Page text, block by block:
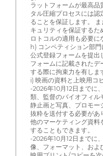
ラットフォームが最高品
タル圧縮プロセスには
ることを保証します。
キュリティを保証する
ロトコルの適用も必要に
h) コンペティション部門
公式登録フォームを提出
フォームに記載されたデ
する際に拘束力を有しま
i) 映画の資料と上映用コ
-2026年10月12日までに
類、監督のバイオフィル
静止画と写真、プロモー
抜粋を送付する必要があ
他のマーケティング資料
することもできます。
-2026年10月12日までに
像、フォーマット、およ